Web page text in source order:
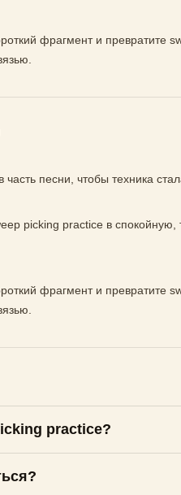
фрагмент и превратите
часть песни, чтобы техника
picking practice в
фрагмент и превратите
practice?